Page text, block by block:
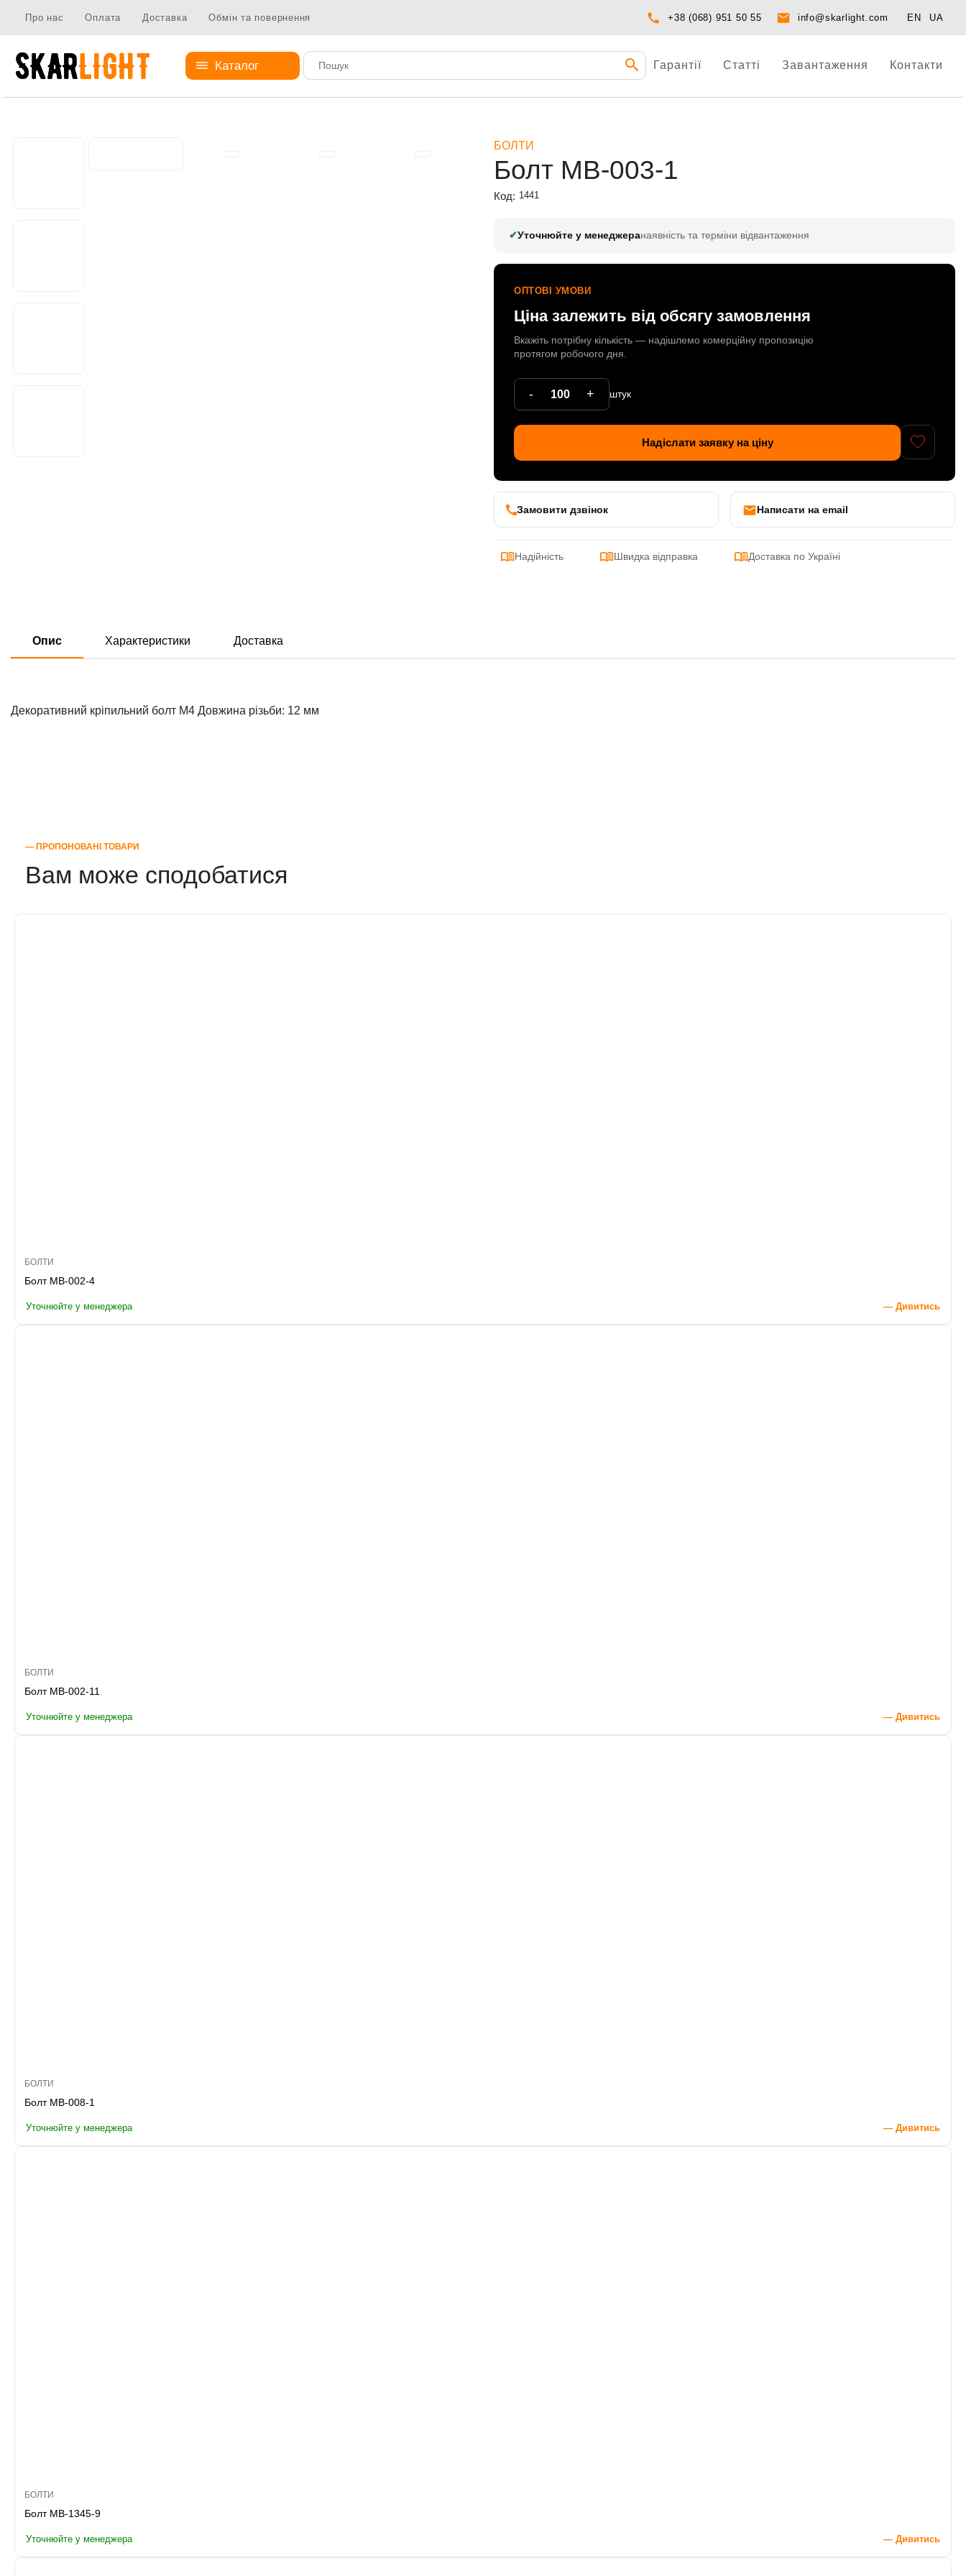
Про нас Оплата Доставка Обмін та повернення +38 (068) 951 50 55 info@skarlight.com EN UA
Каталог Гарантії Статті Завантаження Контакти
Болт MB-003-1
БОЛТИ
Болт MB-003-1
Код: 1441
✔Уточнюйте у менеджеранаявність та терміни відвантаження
ОПТОВІ УМОВИ
Ціна залежить від обсягу замовлення
Вкажіть потрібну кількість — надішлемо комерційну пропозицію
протягом робочого дня.
- + штук
Надіслати заявку на ціну
Замовити дзвінок Написати на email
Надійність Швидка відправка Доставка по Україні
Опис Характеристики Доставка
Декоративний кріпильний болт М4 Довжина різьби: 12 мм
― ПРОПОНОВАНІ ТОВАРИ
Вам може сподобатися
БОЛТИ
Болт MB-002-4
Уточнюйте у менеджера — Дивитись
БОЛТИ
Болт MB-002-11
Уточнюйте у менеджера — Дивитись
БОЛТИ
Болт MB-008-1
Уточнюйте у менеджера — Дивитись
БОЛТИ
Болт MB-1345-9
Уточнюйте у менеджера — Дивитись